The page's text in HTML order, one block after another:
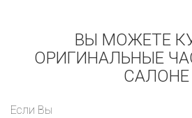
ВЫ МОЖЕТЕ
ОРИГИНАЛЬНЫЕ
САЛОНЕ
Если Вы